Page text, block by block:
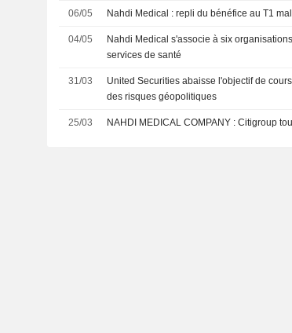
06/05 Nahdi Medical : repli du bénéfice au T1
04/05
Nahdi Medical s'associe à six
services de santé
31/03
United Securities abaisse l'objectif de
des risques géopolitiques
25/03 NAHDI MEDICAL